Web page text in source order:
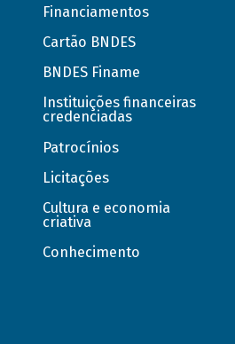
Financiamentos
Cartão BNDES
BNDES Finame
Instituições financeiras
credenciadas
Patrocínios
Licitações
Cultura e economia
criativa
Conhecimento